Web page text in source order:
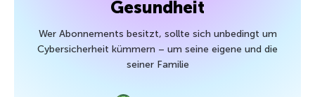
Gesundheit
Wer Abonnements besitzt, sollte sich unbedingt um
Cybersicherheit kümmern – um seine eigene und die
seiner Familie